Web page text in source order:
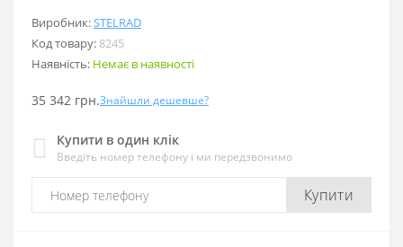
Виробник:STELRAD
Код товару: 8245
Наявність: Немає в наявності
35 342 грн.Знайшли дешевше?
Купити в один клік
Введіть номер телефону і ми передзвонимо
Купити